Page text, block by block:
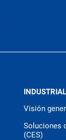
Visión
Soluciones
(CES)